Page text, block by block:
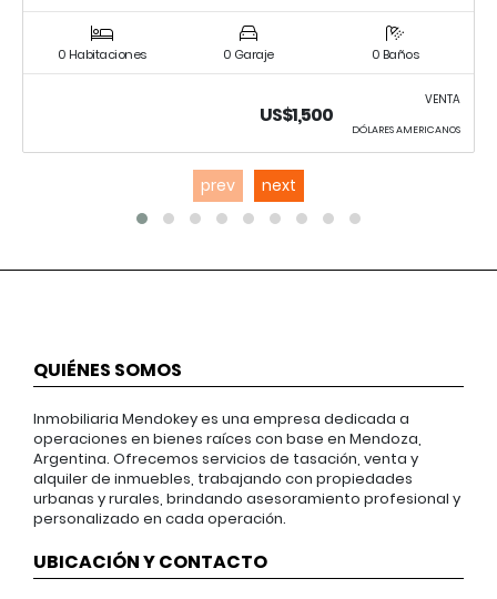
0 Habitaciones 0 Garaje 0 Baños
VENTA
US$1,500
DÓLARES AMERICANOS
prev next
QUIÉNES SOMOS
Inmobiliaria Mendokey es una empresa dedicada a
operaciones en bienes raíces con base en Mendoza,
Argentina. Ofrecemos servicios de tasación, venta y
alquiler de inmuebles, trabajando con propiedades
urbanas y rurales, brindando asesoramiento profesional y
personalizado en cada operación.
UBICACIÓN Y CONTACTO